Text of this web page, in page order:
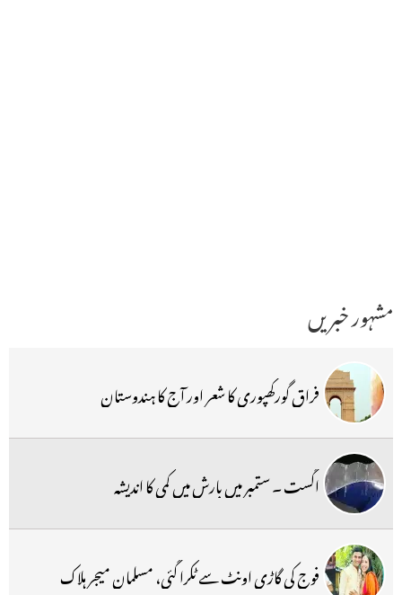
مشہور خبریں
فراق گورکھپوری کا شعر اور آج کا ہندوستان
اگست ۔ ستمبر میں بارش میں کمی کا اندیشہ
فوج کی گاڑی اونٹ سے ٹکرا گئی، مسلمان میجر ہلاک